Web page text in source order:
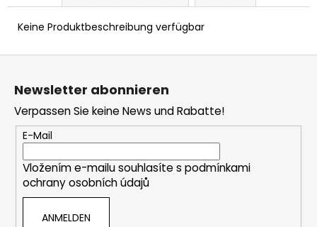
Keine Produktbeschreibung verfügbar
F
Newsletter abonnieren
Verpassen Sie keine News und Rabatte!
E-Mail
Vložením e-mailu souhlasíte s podmínkami
ochrany osobních údajů
ANMELDEN